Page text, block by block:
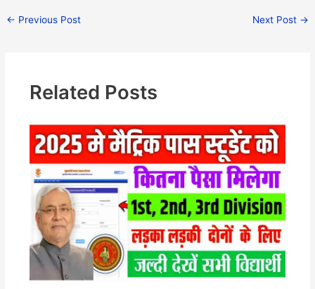
← Previous Post Next Post →
Related Posts